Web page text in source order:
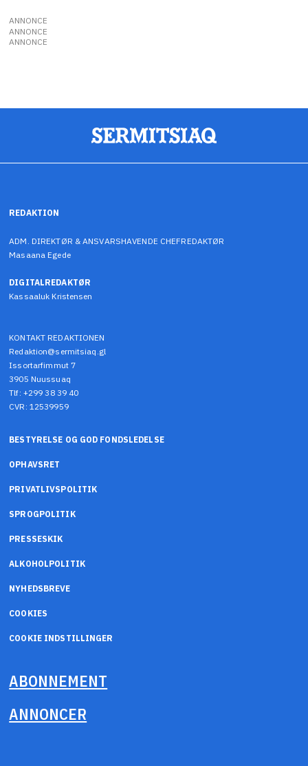
ANNONCE
ANNONCE
ANNONCE
REDAKTION
ADM. DIREKTØR & ANSVARSHAVENDE CHEFREDAKTØR
Masaana Egede
DIGITALREDAKTØR
Kassaaluk Kristensen
KONTAKT REDAKTIONEN
Redaktion@sermitsiaq.gl
Issortarfimmut 7
3905 Nuussuaq
Tlf: +299 38 39 40
CVR: 12539959
BESTYRELSE OG GOD FONDSLEDELSE
OPHAVSRET
PRIVATLIVSPOLITIK
SPROGPOLITIK
PRESSESKIK
ALKOHOLPOLITIK
NYHEDSBREVE
COOKIES
COOKIE INDSTILLINGER
ABONNEMENT
ANNONCER